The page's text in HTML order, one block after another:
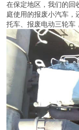
在保定地区，我们的回
庭使用的报废小汽车，
托车、报废电动三轮车